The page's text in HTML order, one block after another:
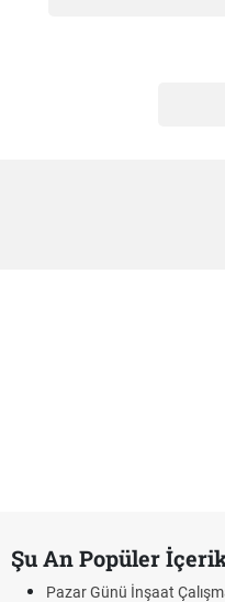
Şu An Popüler
Pazar Günü İnşaat